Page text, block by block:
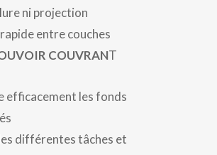
ni projection
entre couches
COUVRANT
efficacement les fonds
différentes tâches et